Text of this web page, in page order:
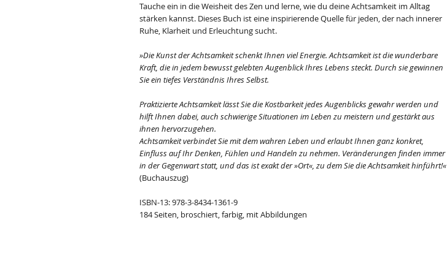
Tauche ein in die Weisheit des Zen und lerne, wie du deine Achtsamkeit im Alltag
stärken kannst. Dieses Buch ist eine inspirierende Quelle für jeden, der nach innerer
Ruhe, Klarheit und Erleuchtung sucht.
»Die Kunst der Achtsamkeit schenkt Ihnen viel Energie. Achtsamkeit ist die wunderbare
Kraft, die in jedem bewusst gelebten Augenblick Ihres Lebens steckt. Durch sie gewinnen
Sie ein tiefes Verständnis Ihres Selbst.
Praktizierte Achtsamkeit lässt Sie die Kostbarkeit jedes Augenblicks gewahr werden und
hilft Ihnen dabei, auch schwierige Situationen im Leben zu meistern und gestärkt aus
ihnen hervorzugehen.
Achtsamkeit verbindet Sie mit dem wahren Leben und erlaubt Ihnen ganz konkret,
Einfluss auf Ihr Denken, Fühlen und Handeln zu nehmen. Veränderungen finden immer
in der Gegenwart statt, und das ist exakt der »Ort«, zu dem Sie die Achtsamkeit hinführt!«
(Buchauszug)
ISBN-13: 978-3-8434-1361-9
184 Seiten, broschiert, farbig, mit Abbildungen